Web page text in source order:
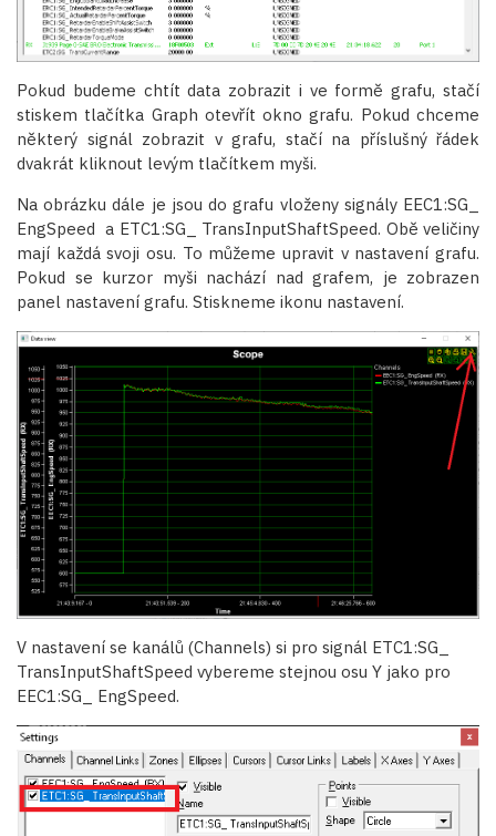
Pokud budeme chtít data zobrazit i ve formě grafu, stačí
stiskem tlačítka Graph otevřít okno grafu. Pokud chceme
některý signál zobrazit v grafu, stačí na příslušný řádek
dvakrát kliknout levým tlačítkem myši.
Na obrázku dále je jsou do grafu vloženy signály EEC1:SG_
EngSpeed a ETC1:SG_ TransInputShaftSpeed. Obě veličiny
mají každá svoji osu. To můžeme upravit v nastavení grafu.
Pokud se kurzor myši nachází nad grafem, je zobrazen
panel nastavení grafu. Stiskneme ikonu nastavení.
V nastavení se kanálů (Channels) si pro signál ETC1:SG_
TransInputShaftSpeed vybereme stejnou osu Y jako pro
EEC1:SG_ EngSpeed.